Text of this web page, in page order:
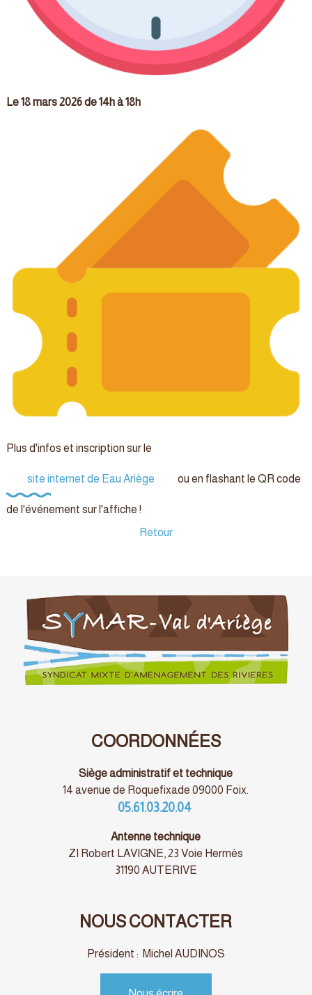
Le 18 mars 2026 de 14h à 18h
Plus d'infos et inscription sur le
site internet de Eau Ariège ou en flashant le QR code
de l'événement sur l'affiche !
Retour
COORDONNÉES
Siège administratif et technique
14 avenue de Roquefixade 09000 Foix.
05.61.03.20.04
Antenne technique
ZI Robert LAVIGNE, 23 Voie Hermès
31190 AUTERIVE
NOUS CONTACTER
Président : Michel AUDINOS